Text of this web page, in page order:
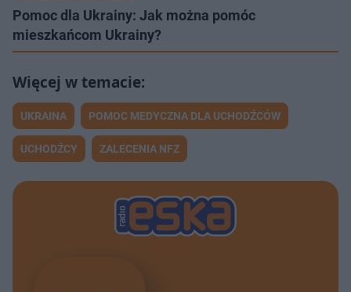
Pomoc dla Ukrainy: Jak można pomóc
mieszkańcom Ukrainy?
UKRAINA POMOC MEDYCZNA DLA UCHODŹCÓW
UCHODŹCY ZALECENIA NFZ